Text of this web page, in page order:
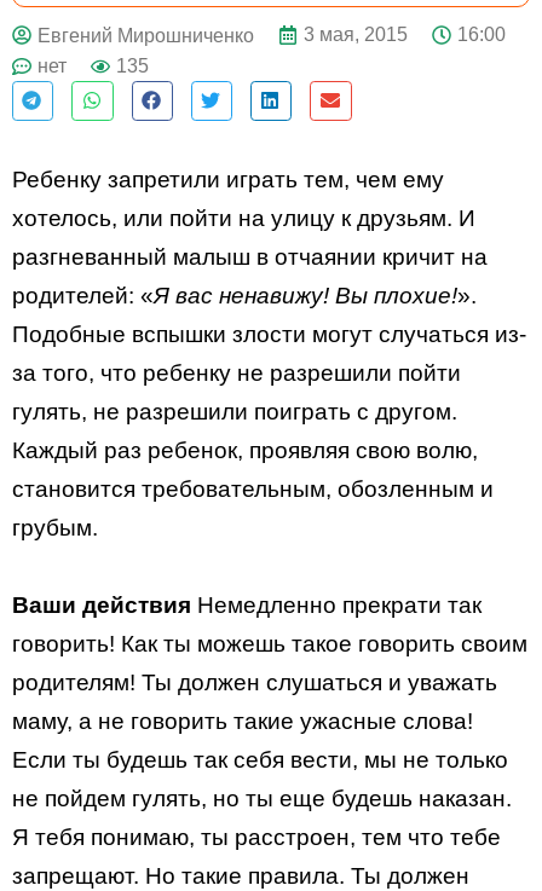
ДЕЙСТВУЙ
Евгений Мирошниченко 3 мая, 2015
16:00
нет
135
Ребенку запретили играть тем, чем ему
хотелось, или пойти на улицу к друзьям. И
разгневанный малыш в отчаянии кричит на
родителей: «Я вас ненавижу! Вы плохие!».
Подобные вспышки злости могут случаться из-
за того, что ребенку не разрешили пойти
гулять, не разрешили поиграть с другом.
Каждый раз ребенок, проявляя свою волю,
становится требовательным, обозленным и
грубым.
Ваши действия Немедленно прекрати так
говорить! Как ты можешь такое говорить своим
родителям! Ты должен слушаться и уважать
маму, а не говорить такие ужасные слова!
Если ты будешь так себя вести, мы не только
не пойдем гулять, но ты еще будешь наказан.
Я тебя понимаю, ты расстроен, тем что тебе
запрещают. Но такие правила. Ты должен